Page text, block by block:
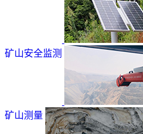
矿山安全监测
矿山测量